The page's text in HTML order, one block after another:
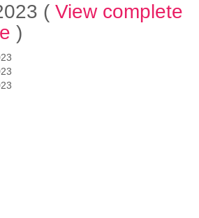
( View complete
)